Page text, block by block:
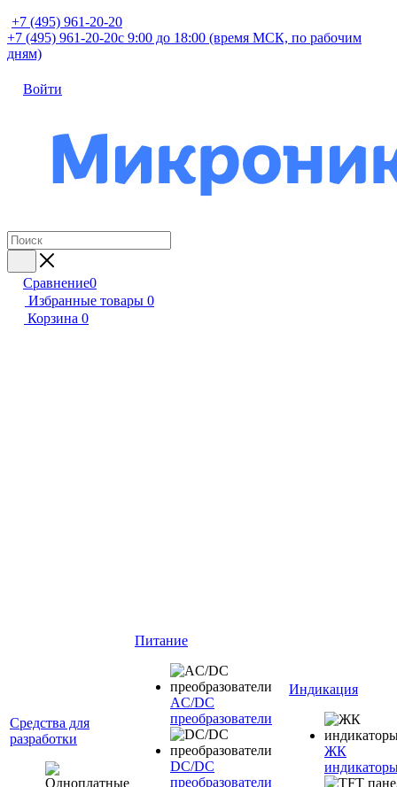
+7 (495) 961-20-20
+7 (495) 961-20-20с 9:00 до 18:00 (время МСК, по рабочим
дням)
Войти
Сравнение0
Избранные товары 0
Корзина 0
Средства для
разработки
Питание
AC/DC
преобразователи
DC/DC
преобразователи
Индикация
ЖК